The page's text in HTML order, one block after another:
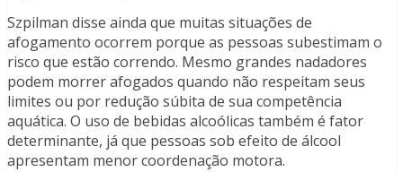
Szpilman disse ainda que muitas situações de
afogamento ocorrem porque as pessoas subestimam o
risco que estão correndo. Mesmo grandes nadadores
podem morrer afogados quando não respeitam seus
limites ou por redução súbita de sua competência
aquática. O uso de bebidas alcoólicas também é fator
determinante, já que pessoas sob efeito de álcool
apresentam menor coordenação motora.